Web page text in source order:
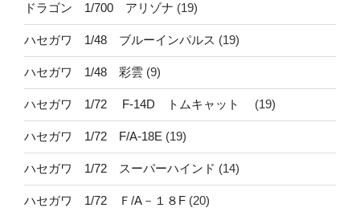
ドラゴン 1/700 アリゾナ (19)
ハセガワ 1/48 ブルーインパルス (19)
ハセガワ 1/48 彩雲 (9)
ハセガワ 1/72 F-14D トムキャット (19)
ハセガワ 1/72 F/A-18E (19)
ハセガワ 1/72 スーパーハインド (14)
ハセガワ 1/72 Ｆ/A－１８F (20)